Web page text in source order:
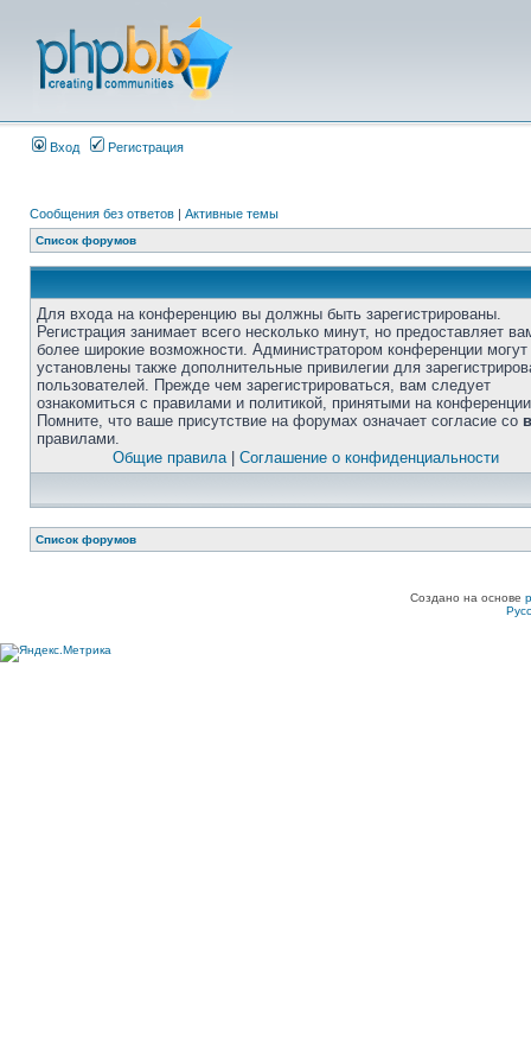
Вход Регистрация
Сообщения без ответов | Активные темы
Список форумов
Для входа на конференцию вы должны быть зарегистрированы.
Регистрация занимает всего несколько минут, но предоставляет
более широкие возможности. Администратором конференции
установлены также дополнительные привилегии для
пользователей. Прежде чем зарегистрироваться, вам следует
ознакомиться с правилами и политикой, принятыми на
Помните, что ваше присутствие на форумах означает согласие со
правилами.
Общие правила| Соглашение о конфиденциальности
Список форумов
Создано на основе